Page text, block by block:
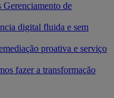
Gerenciamento de
digital fluida e sem
proativa e serviço
fazer a transformação